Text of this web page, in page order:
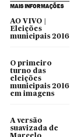
MAIS INFORMAÇÕES
AO VIVO |
Eleições
municipais 2016
O primeiro
turno das
eleições
municipais 2016
em imagens
A versão
suavizada de